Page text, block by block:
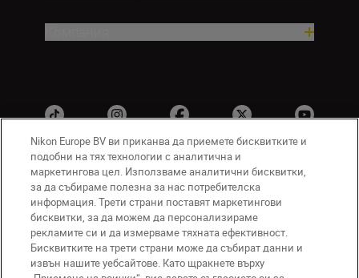
BG Nikon Sites
Връзка с нас
Съобщение за поверителност
Условия за използване
Съобщение за бисквитки
Настройки за бисквитките
Nikon Europe BV ви приканва да приемете бисквитките и
подобни на тях технологии с аналитична и
маркетингова цел. Използваме аналитични бисквитки,
за да събираме полезна за нас потребителска
информация. Трети страни поставят маркетингови
бисквитки, за да можем да персонализираме
рекламите си и да измерваме тяхната ефективност.
Бисквитките на трети страни може да събират данни и
извън нашите уебсайтове. Като щракнете върху